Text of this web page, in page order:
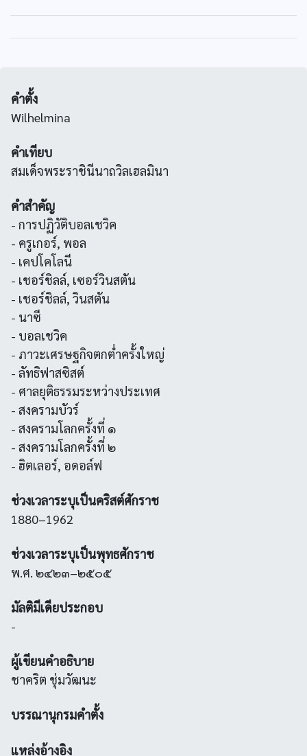
คำตั้ง
Wilhelmina
คำเทียบ
สมเด็จพระราชินีนาถวิลเฮลมินา
คำสำคัญ
- การปฏิวัติบอลเชวิค
- ครูเกอร์, พอล
- เคปโคโลนี
- เชอร์ชิลล์, เซอร์วินสตัน
- เชอร์ชิลล์, วินสตัน
- นาซี
- บอลเชวิค
- ภาวะเศรษฐกิจตกต่ำครั้งใหญ่
- ลัทธิฟาสซิสต์
- ศาลยุติธรรมระหว่างประเทศ
- สงครามบัวร์
- สงครามโลกครั้งที่ ๑
- สงครามโลกครั้งที่ ๒
- ฮิตเลอร์, อดอล์ฟ
ช่วงเวลาระบุเป็นคริสต์ศักราช
1880–1962
ช่วงเวลาระบุเป็นพุทธศักราช
พ.ศ. ๒๔๒๓–๒๕๐๕
มัลติมีเดียประกอบ
-
ผู้เขียนคำอธิบาย
ชาคริต ชุ่มวัฒนะ
บรรณานุกรมคำตั้ง
แหล่งอ้างอิง